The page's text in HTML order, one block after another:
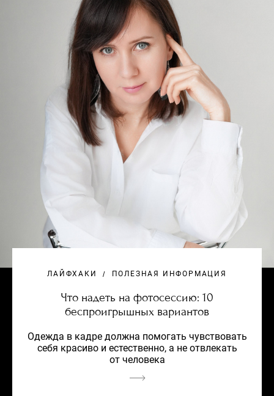
ЛАЙФХАКИ ПОЛЕЗНАЯ ИНФОРМАЦИЯ
Что надеть на фотосессию: 10
беспроигрышных вариантов
Одежда в кадре должна помогать чувствовать
себя красиво и естественно, а не отвлекать
от человека